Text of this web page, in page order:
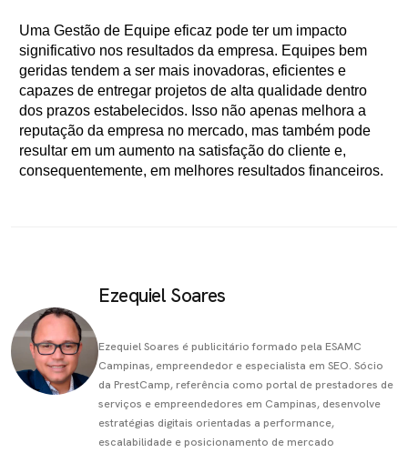
Uma Gestão de Equipe eficaz pode ter um impacto
significativo nos resultados da empresa. Equipes bem
geridas tendem a ser mais inovadoras, eficientes e
capazes de entregar projetos de alta qualidade dentro
dos prazos estabelecidos. Isso não apenas melhora a
reputação da empresa no mercado, mas também pode
resultar em um aumento na satisfação do cliente e,
consequentemente, em melhores resultados financeiros.
Ezequiel Soares
Ezequiel Soares é publicitário formado pela ESAMC
Campinas, empreendedor e especialista em SEO. Sócio
da PrestCamp, referência como portal de prestadores de
serviços e empreendedores em Campinas, desenvolve
estratégias digitais orientadas a performance,
escalabilidade e posicionamento de mercado